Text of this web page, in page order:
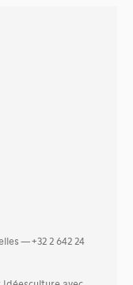
— +32 2 642 24